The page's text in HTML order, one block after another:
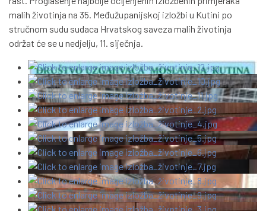
malih životinja na 35. Međužupanijskoj izložbi u Kutini po
stručnom sudu sudaca Hrvatskog saveza malih životinja
održat će se u nedjelju, 11. siječnja.